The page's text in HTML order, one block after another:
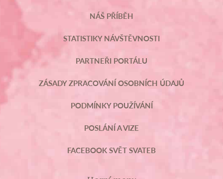
NÁŠ PŘÍBĚH
STATISTIKY NÁVŠTĚVNOSTI
PARTNEŘI PORTÁLU
ZÁSADY ZPRACOVÁNÍ OSOBNÍCH ÚDAJŮ
PODMÍNKY POUŽÍVÁNÍ
POSLÁNÍ A VIZE
FACEBOOK SVĚT SVATEB